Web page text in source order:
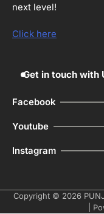
next level!
Click here
Get in touch with
Facebook
Youtube
Instagram
Copyright © 2026
|